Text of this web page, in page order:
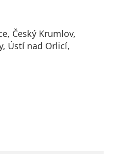
Český Krumlov,
Ústí nad Orlicí,